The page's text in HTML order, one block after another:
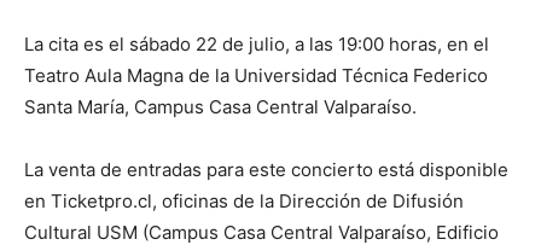
La cita es el sábado 22 de julio, a las 19:00 horas, en el
Teatro Aula Magna de la Universidad Técnica Federico
Santa María, Campus Casa Central Valparaíso.
La venta de entradas para este concierto está disponible
en Ticketpro.cl, oficinas de la Dirección de Difusión
Cultural USM (Campus Casa Central Valparaíso, Edificio